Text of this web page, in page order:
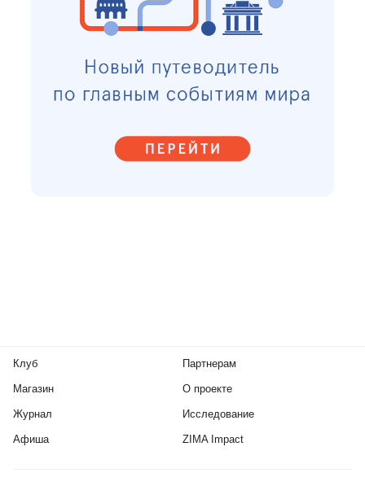
Клуб
Магазин
Журнал
Афиша
Партнерам
О проекте
Исследование
ZIMA Impact